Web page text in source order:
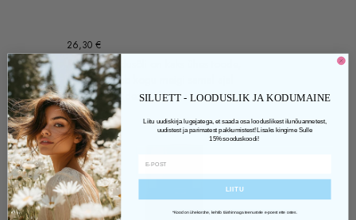
26,30 €
Meigieemaldusõli on kaks ühes toode,
mis eemaldab kogu meigi samal ajal
nahka niisutades. Kokkupuutel...SILUETT - LOODUSLIK JA KODUMAINE
Liitu uudiskirja lugejatega, et saada osa looduslikest ilunõuannetest,
uudistest ja parimatest pakkumistest! Lisaks kingime Sulle
15% sooduskoodi!
LIITU
*Kood on ühekordne, kehtib täishinnaga teenustele e-poest ette ostes.